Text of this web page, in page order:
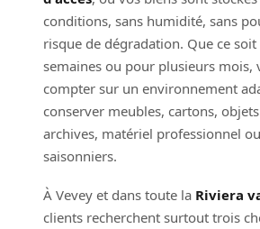
conditions, sans humidité, sans
risque de dégradation. Que ce
semaines ou pour plusieurs mois,
compter sur un environnement
conserver meubles, cartons,
archives, matériel professionnel
saisonniers.
À Vevey et dans toute la Riviera
clients recherchent surtout trois